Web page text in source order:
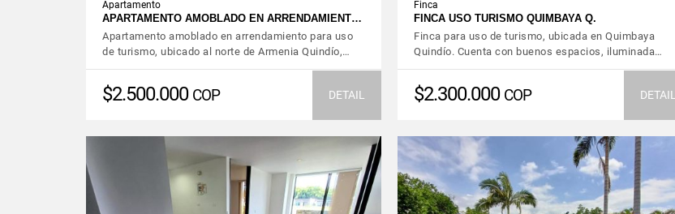
Apartamento
APARTAMENTO AMOBLADO EN ARRENDAMIENT…
Apartamento amoblado en arrendamiento para uso
de turismo, ubicado al norte de Armenia Quindío,…
$2.500.000 COP DETAIL
Finca
FINCA USO TURISMO QUIMBAYA Q.
Finca para uso de turismo, ubicada en Quimbaya
Quindío. Cuenta con buenos espacios, iluminada…
$2.300.000 COP DETAIL